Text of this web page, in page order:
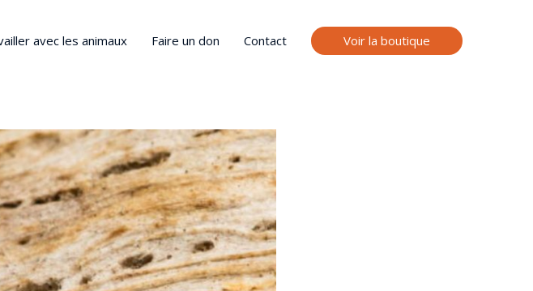
avec les animaux Faire un don Contact Voir la boutique